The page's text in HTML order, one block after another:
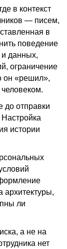
в контекст
— писем,
в
поведение
данных,
ограничение
он «решил»,
до отправки
истории
архитектуры,
ли
а не на
нет